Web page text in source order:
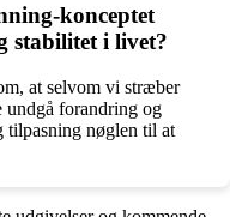
konceptet
stabilitet i livet?
at selvom vi stræber
undgå forandring og
nøglen til at